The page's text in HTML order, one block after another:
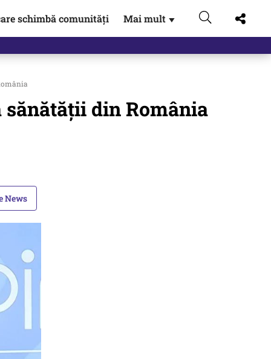
schimbă comunități Mai mult ▼
din România
News